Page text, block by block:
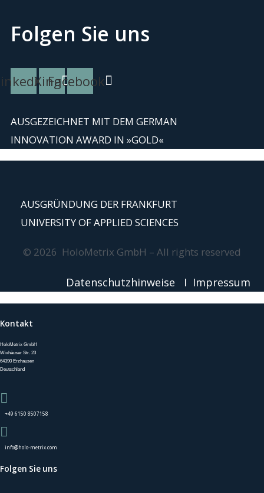
Folgen Sie uns
XingFacebook
AUSGEZEICHNET MIT DEM GERMAN
INNOVATION AWARD IN »GOLD«
AUSGRÜNDUNG DER FRANKFURT
UNIVERSITY OF APPLIED SCIENCES
© 2026 HoloMetrix GmbH – All rights reserved
Datenschutzhinweise I Impressum
Kontakt
HoloMetrix GmbH
Wixhäuser Str. 23
64390 Erzhausen
Deutschland
+49 6150 8507158
info@holo-metrix.com
Folgen Sie uns